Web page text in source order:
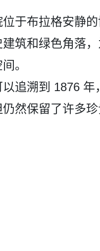
于布拉格安­静
筑和绿色角落
。
追溯到 1876
然保­留了许多珍